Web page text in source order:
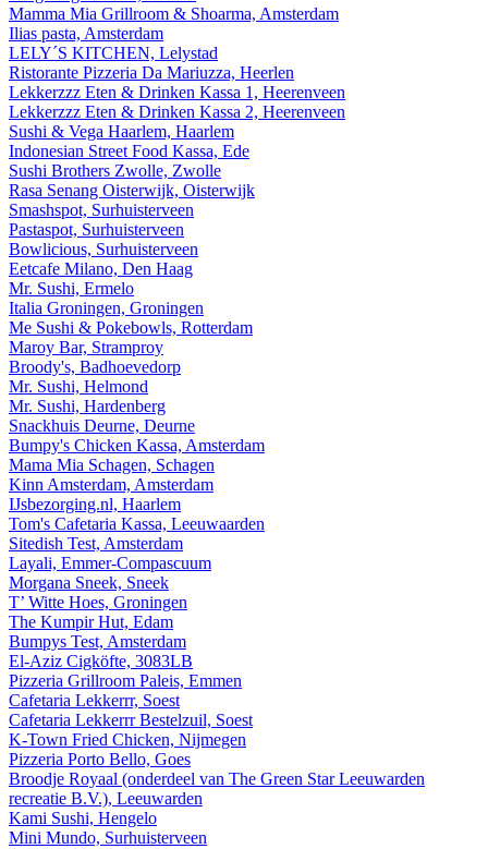
Mamma Mia Grillroom & Shoarma, Amsterdam
Ilias pasta, Amsterdam
LELY´S KITCHEN, Lelystad
Ristorante Pizzeria Da Mariuzza, Heerlen
Lekkerzzz Eten & Drinken Kassa 1, Heerenveen
Lekkerzzz Eten & Drinken Kassa 2, Heerenveen
Sushi & Vega Haarlem, Haarlem
Indonesian Street Food Kassa, Ede
Sushi Brothers Zwolle, Zwolle
Rasa Senang Oisterwijk, Oisterwijk
Smashspot, Surhuisterveen
Pastaspot, Surhuisterveen
Bowlicious, Surhuisterveen
Eetcafe Milano, Den Haag
Mr. Sushi, Ermelo
Italia Groningen, Groningen
Me Sushi & Pokebowls, Rotterdam
Maroy Bar, Stramproy
Broody's, Badhoevedorp
Mr. Sushi, Helmond
Mr. Sushi, Hardenberg
Snackhuis Deurne, Deurne
Bumpy's Chicken Kassa, Amsterdam
Mama Mia Schagen, Schagen
Kinn Amsterdam, Amsterdam
IJsbezorging.nl, Haarlem
Tom's Cafetaria Kassa, Leeuwaarden
Sitedish Test, Amsterdam
Layali, Emmer-Compascuum
Morgana Sneek, Sneek
T’ Witte Hoes, Groningen
The Kumpir Hut, Edam
Bumpys Test, Amsterdam
El-Aziz Cigköfte, 3083LB
Pizzeria Grillroom Paleis, Emmen
Cafetaria Lekkerrr, Soest
Cafetaria Lekkerrr Bestelzuil, Soest
K-Town Fried Chicken, Nijmegen
Pizzeria Porto Bello, Goes
Broodje Royaal (onderdeel van The Green Star Leeuwarden
recreatie B.V.), Leeuwarden
Kami Sushi, Hengelo
Mini Mundo, Surhuisterveen